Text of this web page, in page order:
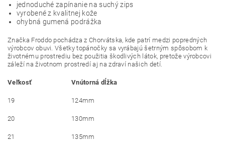
jednoduché zapínanie na suchý zips
vyrobené z kvalitnej kože
ohybná gumená podrážka
Značka Froddo pochádza z Chorvátska, kde patrí medzi popredných
výrobcov obuvi. Všetky topánočky sa vyrábajú šetrným spôsobom k
životnému prostrediu bez použitia škodlivých látok, pretože výrobcovi
záleží na životnom prostredí aj na zdraví našich detí.
Veľkosť Vnútorná dĺžka
19 124mm
20 130mm
21 135mm